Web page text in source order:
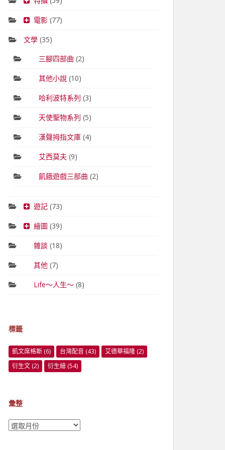
電影(77)
文學 (35)
三腳四部曲 (2)
其他小說(10)
哈利波特系列 (3)
天使聖物系列 (5)
漢聲拇指文庫(4)
艾西莫夫(9)
飢餓遊戲三部曲 (2)
遊記(73)
繪圖 (39)
雜談 (18)
其他(7)
Life～人生～(8)
標籤
凱文席格斯 (6) 台灣配音 (43) 艾德華福隆 (2)
衍生文 (2) 衍生繪 (54)
彙整
彙